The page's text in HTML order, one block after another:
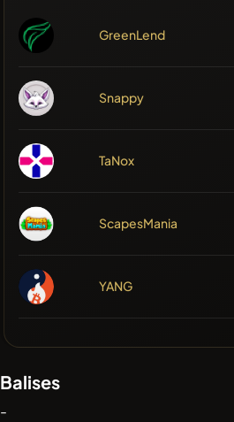
GreenLend
Snappy
TaNox
ScapesMania
YANG
Balises
-